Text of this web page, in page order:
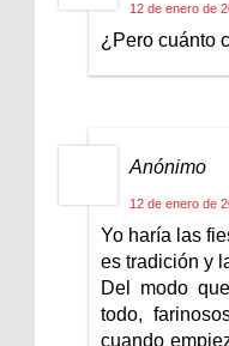
12 de enero de
¿Pero cuánto
Anónimo
12 de enero de
Yo haría las
es tradición y
Del modo
todo,
cuando